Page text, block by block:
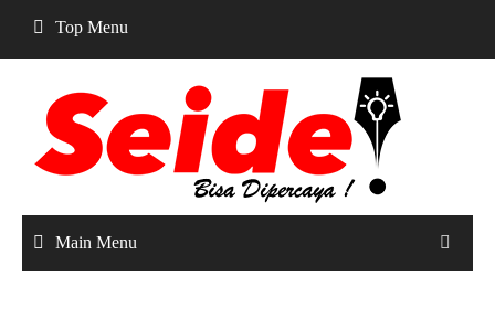
content
Top Menu
Main Menu